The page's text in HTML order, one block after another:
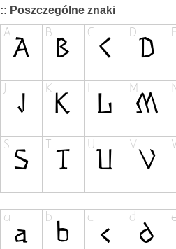
:: Poszczególne znaki